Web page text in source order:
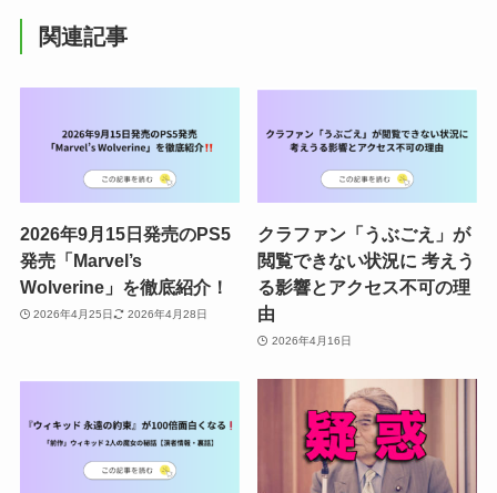
関連記事
2026年9月15日発売のPS5
発売「Marvel’s
Wolverine」を徹底紹介！
2026年4月25日 2026年4月28日
クラファン「うぶごえ」が
閲覧できない状況に 考えう
る影響とアクセス不可の理
由
2026年4月16日